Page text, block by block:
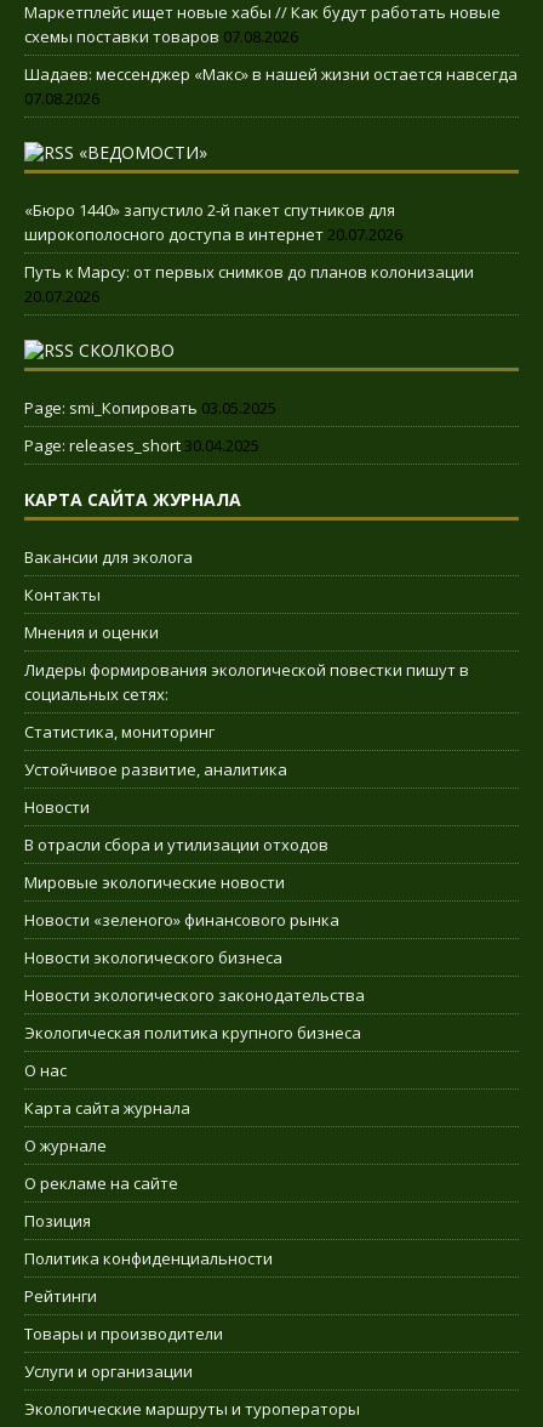
Маркетплейс ищет новые хабы // Как будут работать новые
схемы поставки товаров 07.08.2026
Шадаев: мессенджер «Макс» в нашей жизни остается навсегда
07.08.2026
«ВЕДОМОСТИ»
«Бюро 1440» запустило 2-й пакет спутников для
широкополосного доступа в интернет20.07.2026
Путь к Марсу: от первых снимков до планов колонизации
20.07.2026
СКОЛКОВО
Page: smi_Копировать 03.05.2025
Page: releases_short 30.04.2025
КАРТА САЙТА ЖУРНАЛА
Вакансии для эколога
Контакты
Мнения и оценки
Лидеры формирования экологической повестки пишут в
социальных сетях:
Статистика, мониторинг
Устойчивое развитие, аналитика
Новости
В отрасли сбора и утилизации отходов
Мировые экологические новости
Новости «зеленого» финансового рынка
Новости экологического бизнеса
Новости экологического законодательства
Экологическая политика крупного бизнеса
О нас
Карта сайта журнала
О журнале
О рекламе на сайте
Позиция
Политика конфиденциальности
Рейтинги
Товары и производители
Услуги и организации
Экологические маршруты и туроператоры